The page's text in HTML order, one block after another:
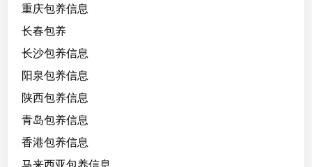
重庆包养信息
长春包养
长沙包养信息
阳泉包养信息
陕西包养信息
青岛包养信息
香港包养信息